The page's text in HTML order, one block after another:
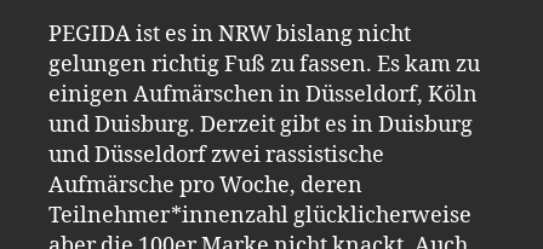
PEGIDA ist es in NRW bislang nicht
gelungen richtig Fuß zu fassen. Es kam zu
einigen Aufmärschen in Düsseldorf, Köln
und Duisburg. Derzeit gibt es in Duisburg
und Düsseldorf zwei rassistische
Aufmärsche pro Woche, deren
Teilnehmer*innenzahl glücklicherweise